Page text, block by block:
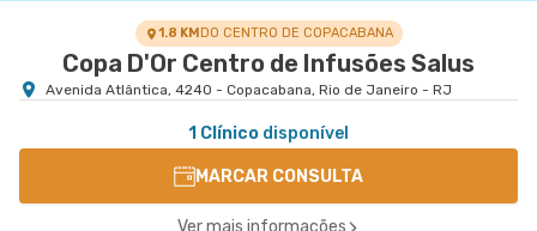
1.8 KMDO CENTRO DE COPACABANA
Copa D'Or Centro de Infusões Salus
Avenida Atlântica, 4240 - Copacabana, Rio de Janeiro - RJ
1 Clínico disponível
MARCAR CONSULTA
Ver mais informações